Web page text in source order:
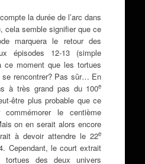
la durée de l’arc dans
cela semble signifier que ce
marquera le retour des
épisodes 12-13 (simple
ce moment que les tortues
se rencontrer? Pas sûr… En
à très grand pas du 100e
être plus probable que ce
le centième
on en serait alors encore
à devoir attendre le 22e
Cependant, le court extrait
des deux univers